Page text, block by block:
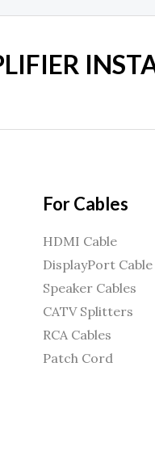
For Cables
HDMI Cable
DisplayPort Cable
Speaker Cables
CATV Splitters
RCA Cables
Patch Cord